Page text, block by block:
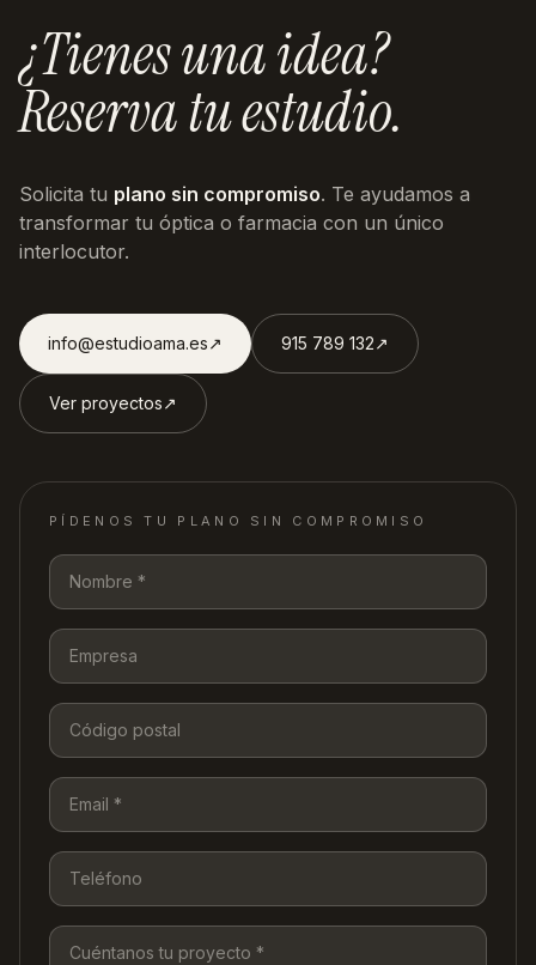
¿Tienes una idea?
Reserva tu estudio.
Solicita tu plano sin compromiso. Te ayudamos a
transformar tu óptica o farmacia con un único
interlocutor.
info@estudioama.es↗︎ 915 789 132↗︎
Ver proyectos↗︎
PÍDENOS TU PLANO SIN COMPROMISO